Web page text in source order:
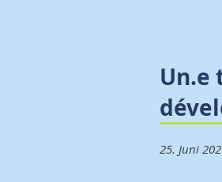
Un.e
25. Juni